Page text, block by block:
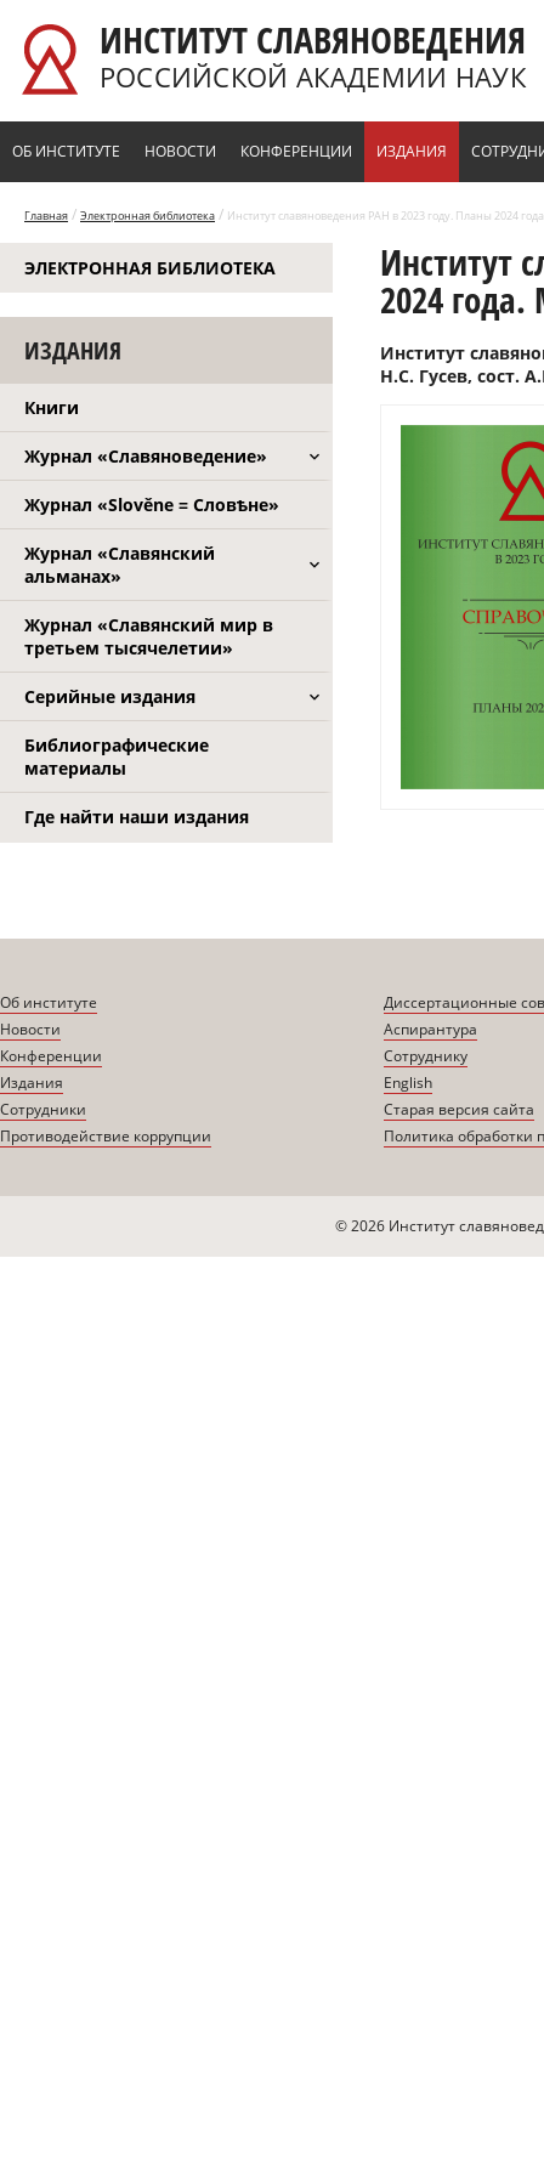
ИНСТИТУТ СЛАВЯНОВЕДЕНИЯ
РОССИЙСКОЙ АКАДЕМИИ НАУК
ОБ ИНСТИТУТЕ НОВОСТИ КОНФЕРЕНЦИИ ИЗДАНИЯ
Главная / Электронная библиотека / Институт славяноведения РАН в 2023 году. Планы 2024
ЭЛЕКТРОННАЯ БИБЛИОТЕКА
ИЗДАНИЯ
Книги
Журнал «Славяноведение»
Журнал «Slověne = Словѣне»
Журнал «Славянский
альманах»
Журнал «Славянский мир в
третьем тысячелетии»
Серийные издания
Библиографические
материалы
Где найти наши издания
Институт
2024
Институт
Н.С. Гусев, сост.
Об институте
Новости
Конференции
Издания
Сотрудники
Противодействие коррупции
Диссертационные
Аспирантура
Сотруднику
English
Старая версия сайта
Политика обработки
© 2026 Институт